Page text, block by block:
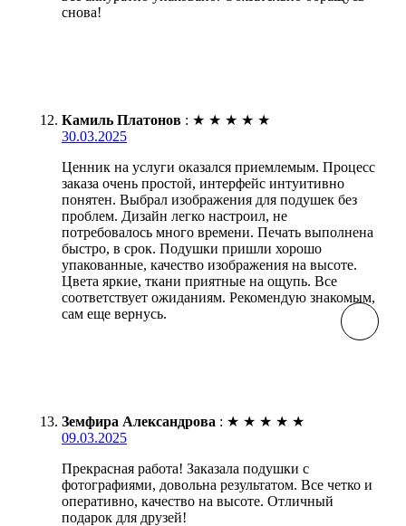
снова!
Камиль Платонов : ★ ★ ★ ★ ★
30.03.2025
Ценник на услуги оказался приемлемым. Процесс
заказа очень простой, интерфейс интуитивно
понятен. Выбрал изображения для подушек без
проблем. Дизайн легко настроил, не
потребовалось много времени. Печать выполнена
быстро, в срок. Подушки пришли хорошо
упакованные, качество изображения на высоте.
Цвета яркие, ткани приятные на ощупь. Все
соответствует ожиданиям. Рекомендую знакомым,
сам еще вернусь.
Земфира Александрова : ★ ★ ★ ★ ★
09.03.2025
Прекрасная работа! Заказала подушки с
фотографиями, довольна результатом. Все четко и
оперативно, качество на высоте. Отличный
подарок для друзей!